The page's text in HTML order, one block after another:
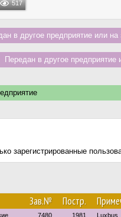
517
в другое предприятие или на
Передан в другое предприятие
зарегистрированные
Зав.№ Постр.
7480 1981 Luxbus